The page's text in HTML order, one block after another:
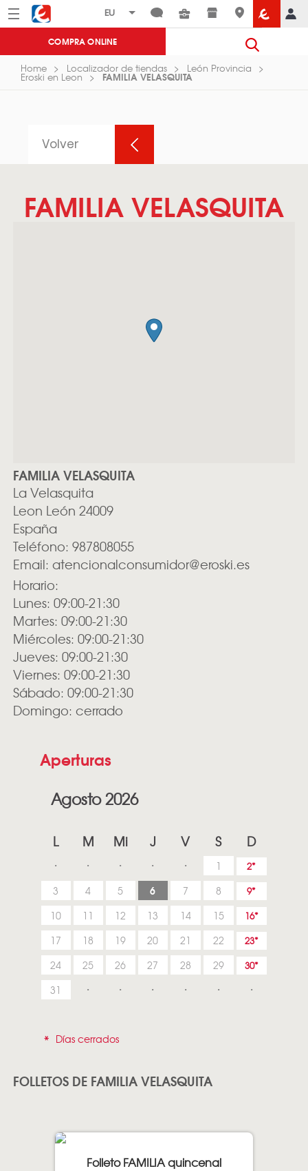
Menú Eroski
COMPRA ONLINE
Home Localizador de tiendas León Provincia
Eroski en Leon FAMILIA VELASQUITA
Volver
FAMILIA VELASQUITA
FAMILIA VELASQUITA
La Velasquita
Leon León 24009
España
Teléfono: 987808055
Email: atencionalconsumidor@eroski.es
Horario:
Lunes: 09:00-21:30
Martes: 09:00-21:30
Miércoles: 09:00-21:30
Jueves: 09:00-21:30
Viernes: 09:00-21:30
Sábado: 09:00-21:30
Domingo: cerrado
Aperturas
Agosto 2026
L M Mi J V S D
1 2
3 4 5 6 7 8 9
10 11 12 13 14 15 16
17 18 19 20 21 22 23
24 25 26 27 28 29 30
31
* Días cerrados
FOLLETOS DE FAMILIA VELASQUITA
Folleto FAMILIA quincenal